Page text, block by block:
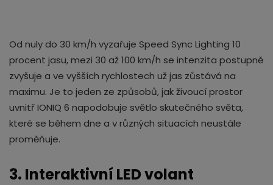
Od nuly do 30 km/h vyzařuje Speed Sync Lighting 10
procent jasu, mezi 30 až 100 km/h se intenzita postupně
zvyšuje a ve vyšších rychlostech už jas zůstává na
maximu. Je to jeden ze způsobů, jak živoucí prostor
uvnitř IONIQ 6 napodobuje světlo skutečného světa,
které se během dne a v různých situacích neustále
proměňuje.
3. Interaktivní LED volant